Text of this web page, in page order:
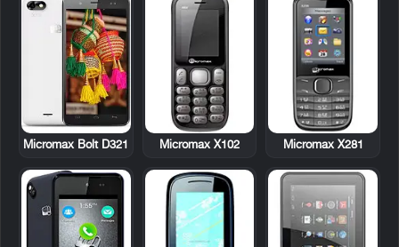
Micromax X281
Micromax X102
Micromax Bolt D321